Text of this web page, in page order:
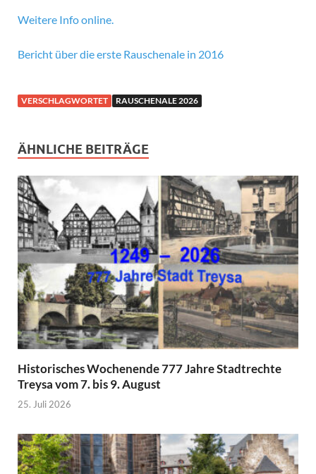
Weitere Info online.
Bericht über die erste Rauschenale in 2016
VERSCHLAGWORTET RAUSCHENALE 2026
ÄHNLICHE BEITRÄGE
Historisches Wochenende 777 Jahre Stadtrechte
Treysa vom 7. bis 9. August
25. Juli 2026